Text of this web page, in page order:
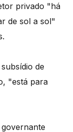
privado "há
de sol a sol"
de
"está para